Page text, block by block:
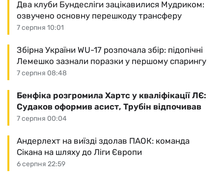
7 серпня 10:01
Два клуби Бундесліги зацікавилися Мудриком:
озвучено основну перешкоду трансферу
7 серпня 08:48
Збірна України WU-17 розпочала збір: підопічні
Лемешко зазнали поразки у першому спарингу
7 серпня 00:04
Бенфіка розгромила Хартс у кваліфікації ЛЄ:
Судаков оформив асист, Трубін відпочивав
6 серпня 22:59
Андерлехт на виїзді здолав ПАОК: команда
Сікана на шляху до Ліги Європи